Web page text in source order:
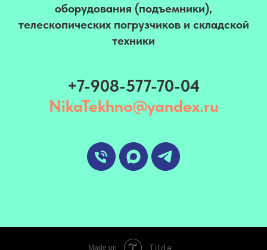
оборудования (подъемники),
телескопических погрузчиков и складской
техники
+7-908-577-70-04
NikaTekhno@yandex.ru
Made on Tilda